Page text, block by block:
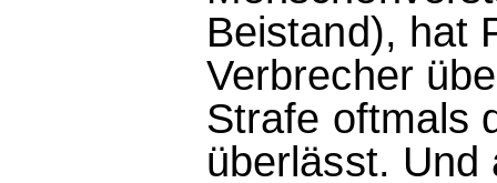
Beistand), hat
Verbrecher
Strafe oftmals
überlässt. Und